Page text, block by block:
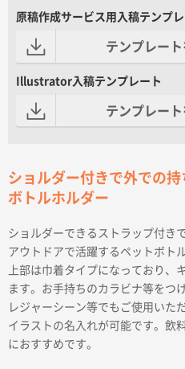
原稿作成サービス用入稿テンプレ
テンプレー
Illustrator入稿テンプレート
テンプレー
ショルダー付きで外での
ボトルホルダー
ショルダーできるストラップ付き
アウトドアで活躍するペットボト
上部は巾着タイプになっており、
ます。お手持ちのカラビナ等をつ
レジャーシーン等でもご使用いた
イラストの名入れが可能です。飲
におすすめです。